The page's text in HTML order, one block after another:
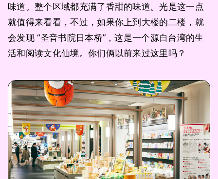
味道。整个区域都充满了香甜的味道。光是这一点
就值得来看看，不过，如果你上到大楼的二楼，就
会发现 “圣音书院日本桥”，这是一个源自台湾的生
活和阅读文化仙境。你们俩以前来过这里吗？